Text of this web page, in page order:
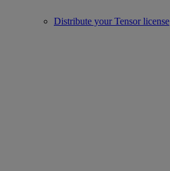
Distribute your Tensor license